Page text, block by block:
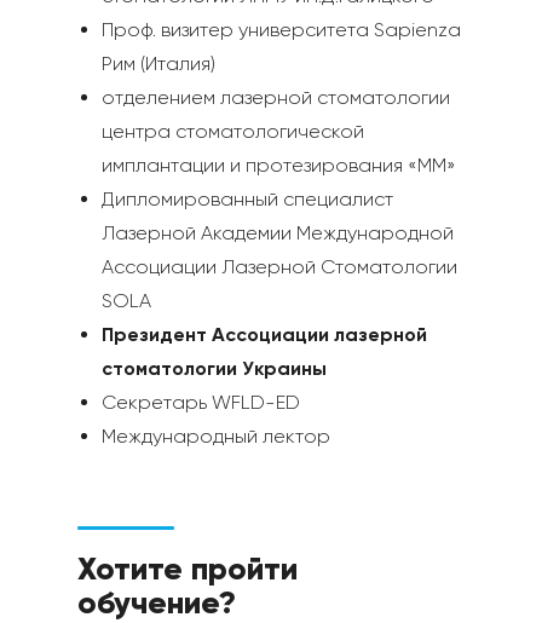
Проф. визитер университета Sapienza
Рим (Италия)
отделением лазерной стоматологии
центра стоматологической
имплантации и протезирования «ММ»
Дипломированный специалист
Лазерной Академии Международной
Ассоциации Лазерной Стоматологии
SOLA
Президент Ассоциации лазерной
стоматологии Украины
Секретарь WFLD-ED
Международный лектор
Хотите пройти
обучение?